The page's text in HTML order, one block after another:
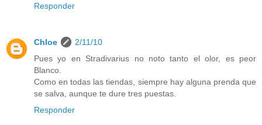
Responder
Chloe
2/11/10
Pues yo en Stradivarius no noto tanto el olor, es peor
Blanco.
Como en todas las tiendas, siempre hay alguna prenda que
se salva, aunque te dure tres puestas.
Responder